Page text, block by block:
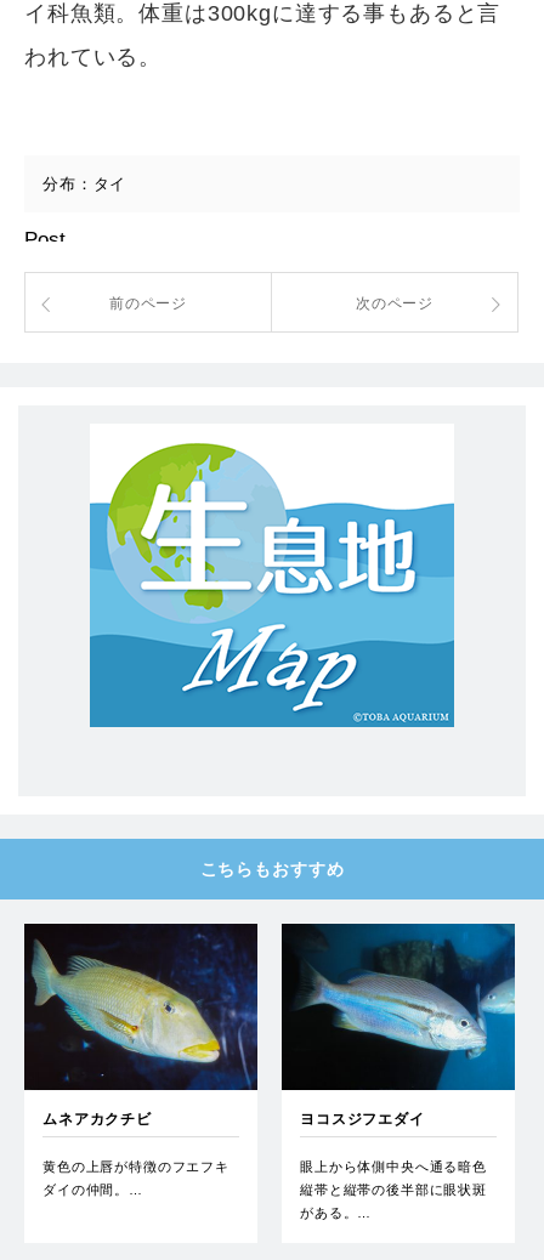
イ科魚類。体重は300kgに達する事もあると言
われている。
分布：タイ
Post
前のページ 次のページ
こちらもおすすめ
ムネアカクチビ
黄色の上唇が特徴のフエフキ
ダイの仲間。…
ヨコスジフエダイ
眼上から体側中央へ通る暗色
縦帯と縦帯の後半部に眼状斑
がある。…